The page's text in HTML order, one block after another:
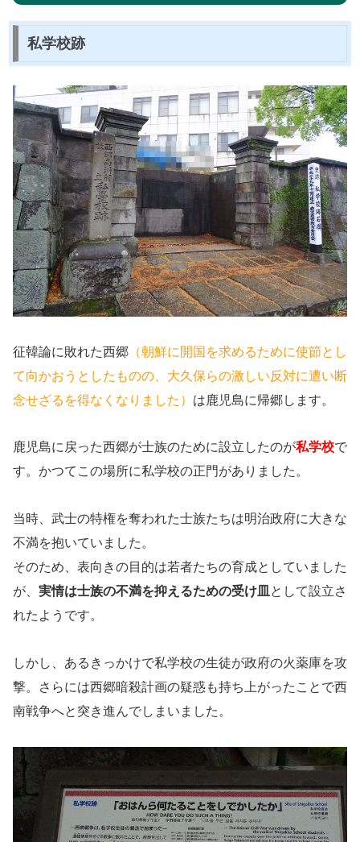
私学校跡
征韓論に敗れた西郷 （朝鮮に開国を求めるために使節とし
て向かおうとしたものの、大久保らの激しい反対に遭い断
念せざるを得なくなりました） は鹿児島に帰郷します。
鹿児島に戻った西郷が士族のために設立したのが私学校で
す。かつてこの場所に私学校の正門がありました。
当時、武士の特権を奪われた士族たちは明治政府に大きな
不満を抱いていました。
そのため、表向きの目的は若者たちの育成としていました
が、 実情は士族の不満を抑えるための受け皿 として設立さ
れたようです。
しかし、あるきっかけで私学校の生徒が政府の火薬庫を攻
撃。さらには西郷暗殺計画の疑惑も持ち上がったことで西
南戦争へと突き進んでしまいました。